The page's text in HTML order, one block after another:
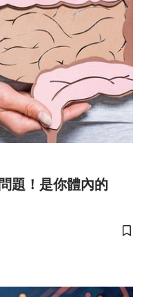
題！是你體內的
儲